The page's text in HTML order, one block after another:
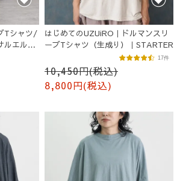
Tシャツ/
ルエルパ
はじめてのUZUiRO｜ドルマンスリ
ーブTシャツ（生成り）｜STARTER
10,450円(税込)
8,800円(税込)
17件